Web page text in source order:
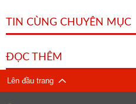
TIN CÙNG CHUYÊN MỤC
ĐỌC THÊM
Lên đầu trang